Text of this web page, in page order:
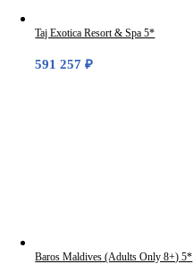
Taj Exotica Resort & Spa 5*
591 257₽
Baros Maldives (Adults Only 8+) 5*